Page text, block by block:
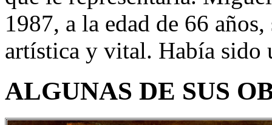
1987, a la edad de 66
artística y vital. Había sido
ALGUNAS DE SUS